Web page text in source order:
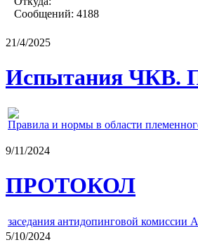
Сообщений: 4188
21/4/2025
Испытания ЧКВ.
Правила и нормы в области
9/11/2024
ПРОТОКОЛ
заседания антидопинговой
5/10/2024